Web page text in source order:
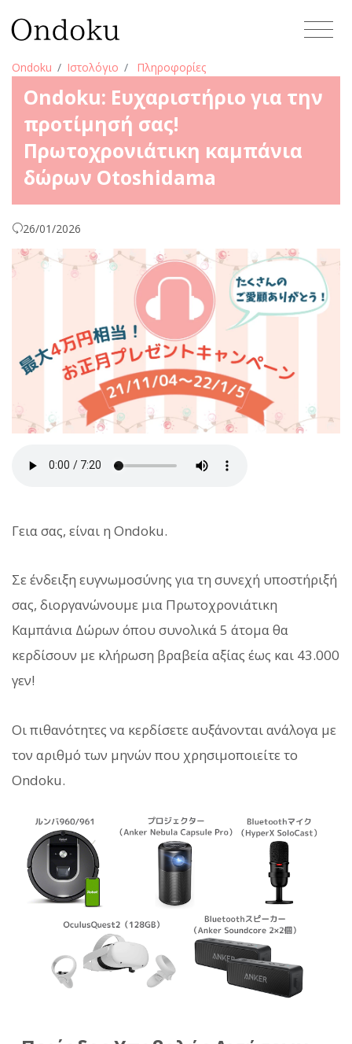
Ondoku Ιστολόγιο Πληροφορίες
Ondoku: Ευχαριστήριο για την
προτίμησή σας!
Πρωτοχρονιάτικη καμπάνια
δώρων Otoshidama
26/01/2026
Γεια σας, είναι η Ondoku.
Σε ένδειξη ευγνωμοσύνης για τη συνεχή υποστήριξή
σας, διοργανώνουμε μια Πρωτοχρονιάτικη
Καμπάνια Δώρων όπου συνολικά 5 άτομα θα
κερδίσουν με κλήρωση βραβεία αξίας έως και 43.000
γεν!
Οι πιθανότητες να κερδίσετε αυξάνονται ανάλογα με
τον αριθμό των μηνών που χρησιμοποιείτε το
Ondoku.